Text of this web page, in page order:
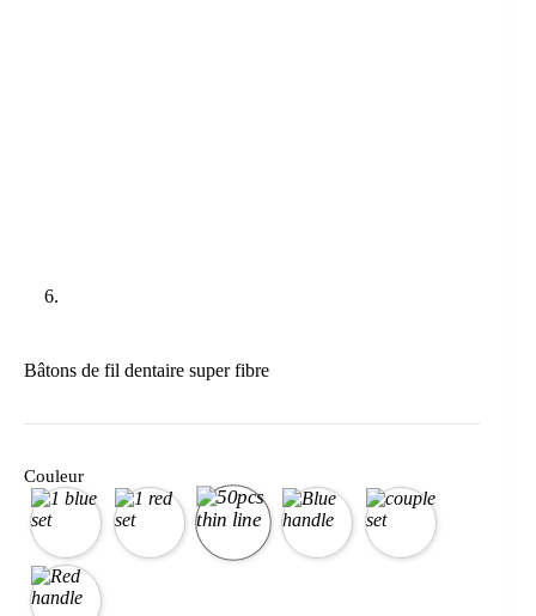
Bâtons de fil dentaire super fibre
Couleur